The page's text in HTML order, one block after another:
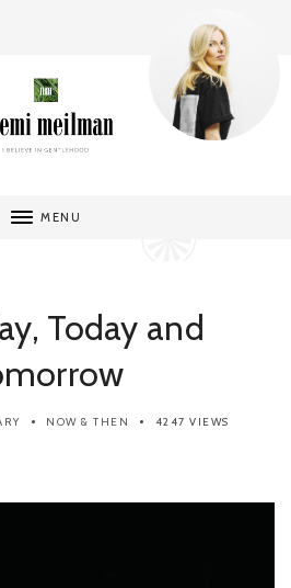
MENU
Today and
NOW & THEN 4247 VIEWS